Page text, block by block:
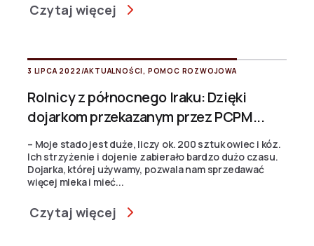
Czytaj więcej
3 LIPCA 2022 /AKTUALNOŚCI , POMOC ROZWOJOWA
Rolnicy z północnego Iraku: Dzięki
dojarkom przekazanym przez PCPM...
– Moje stado jest duże, liczy ok. 200 sztuk owiec i kóz.
Ich strzyżenie i dojenie zabierało bardzo dużo czasu.
Dojarka, której używamy, pozwala nam sprzedawać
więcej mleka i mieć...
Czytaj więcej